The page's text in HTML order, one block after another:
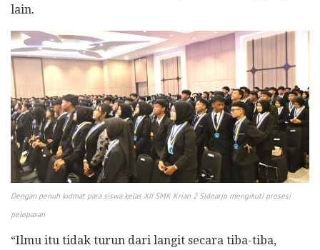
lain.
Dengan penuh kidmat para siswa kelas XII SMK Krian 2 Sidoarjo mengikuti prosesi
pelepasan
“Ilmu itu tidak turun dari langit secara tiba-tiba,